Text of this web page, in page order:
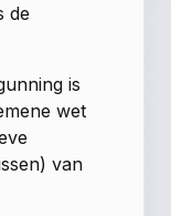
de
is
wet
van